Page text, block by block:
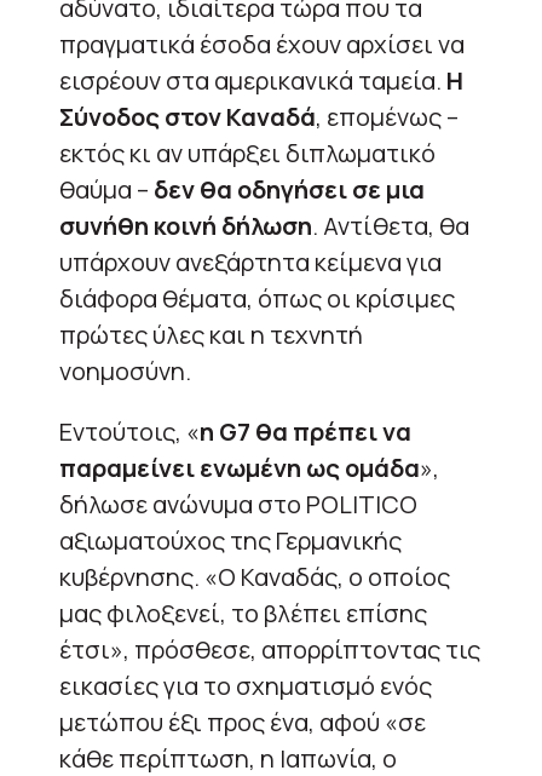
αδύνατο, ιδιαίτερα τώρα που τα
πραγματικά έσοδα έχουν αρχίσει να
εισρέουν στα αμερικανικά ταμεία. Η
Σύνοδος στον Καναδά, επομένως –
εκτός κι αν υπάρξει διπλωματικό
θαύμα – δεν θα οδηγήσει σε μια
συνήθη κοινή δήλωση. Αντίθετα, θα
υπάρχουν ανεξάρτητα κείμενα για
διάφορα θέματα, όπως οι κρίσιμες
πρώτες ύλες και η τεχνητή
νοημοσύνη.
Εντούτοις, «η G7 θα πρέπει να
παραμείνει ενωμένη ως ομάδα»,
δήλωσε ανώνυμα στο POLITICO
αξιωματούχος της Γερμανικής
κυβέρνησης. «Ο Καναδάς, ο οποίος
μας φιλοξενεί, το βλέπει επίσης
έτσι», πρόσθεσε, απορρίπτοντας τις
εικασίες για το σχηματισμό ενός
μετώπου έξι προς ένα, αφού «σε
κάθε περίπτωση, η Ιαπωνία, ο